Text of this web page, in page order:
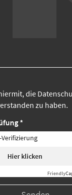
die
zu haben.
*
Hier klicken
Friendly